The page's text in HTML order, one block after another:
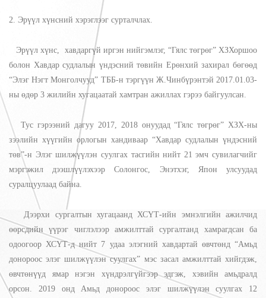
2. Эрүүл хүнсний хэрэглээг сурталчлах.
Эрүүл хүнс, хавдаргүй иргэн нийгэмлэг, “Гялс төгрөг” ХЗХоршоо
болон Хавдар судлалын үндэсний төвийн Ерөнхий захирал бөгөөд
“Элэг Нэгт Монголчууд” ТББ-н тэргүүн Ж.Чинбүрэнтэй 2017.01.03-
ны өдөр 3 жилийн хугацаатай хамтран ажиллах гэрээ байгуулсан.
Тус гэрээний дагуу 2017, 2018 онуудад “Гялс төгрөг” ХЗХ-ны
зээлийн хүүгийн орлогын хандиваар “Хавдар судлалын үндэсний
төв”-н Элэг шилжүүлэн суулгах тасгийн нийт 21 эмч сувилагчийг
мэргэжил дээшлүүлэхээр Солонгос, Энэтхэг, Япон улсуудад
суралцуулаад байна.
Дээрхи сургалтын хугацаанд ХСҮТ-ийн эмнэлгийн ажилчид
өөрсдийн үүрэг чиглэлээр амжилттай сургалтанд хамрагдсан ба
одоогоор ХСҮТ-д нийт 7 удаа элэгний хавдартай өвчтөнд “Амьд
донороос элэг шилжүүлэн суулгах” мэс засал амжилттай хийгдэж,
өвчтөнүүд ямар нэгэн хүндрэлгүйгээр эдгэж, хэвийн амьдралд
орсон. 2019 онд Амьд донороос элэг шилжүүлэн суулгах 12